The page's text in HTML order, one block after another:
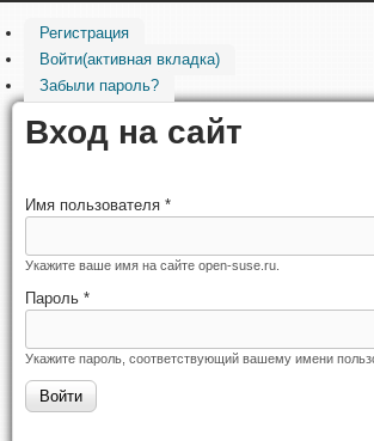
Регистрация
Войти(активная вкладка)
Забыли пароль?
Вход на сайт
Имя пользователя *
Укажите ваше имя на сайте open-suse.ru.
Пароль *
Укажите пароль, соответствующий вашему имени